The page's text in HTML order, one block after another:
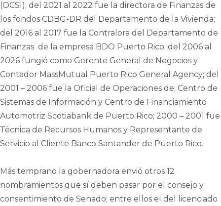
(OCSI); del 2021 al 2022 fue la directora de Finanzas de
los fondos CDBG-DR del Departamento de la Vivienda;
del 2016 al 2017 fue la Contralora del Departamento de
Finanzas de la empresa BDO Puerto Rico; del 2006 al
2026 fungió como Gerente General de Negocios y
Contador MassMutual Puerto Rico General Agency; del
2001 – 2006 fue la Oficial de Operaciones de; Centro de
Sistemas de Información y Centro de Financiamiento
Automotriz Scotiabank de Puerto Rico; 2000 – 2001 fue
Técnica de Recursos Humanos y Representante de
Servicio al Cliente Banco Santander de Puerto Rico.
Más temprano la gobernadora envió otros 12
nombramientos que sí deben pasar por el consejo y
consentimiento de Senado; entre ellos el del licenciado